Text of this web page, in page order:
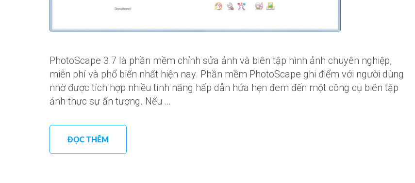
PhotoScape 3.7 là phần mềm chỉnh sửa ảnh và biên tập hình ảnh chuyên nghiệp,
miễn phí và phổ biến nhất hiện nay. Phần mềm PhotoScape ghi điểm với người dùng
nhờ được tích hợp nhiều tính năng hấp dẫn hứa hẹn đem đến một công cụ biên tập
ảnh thực sự ấn tượng. Nếu …
ĐỌC THÊM